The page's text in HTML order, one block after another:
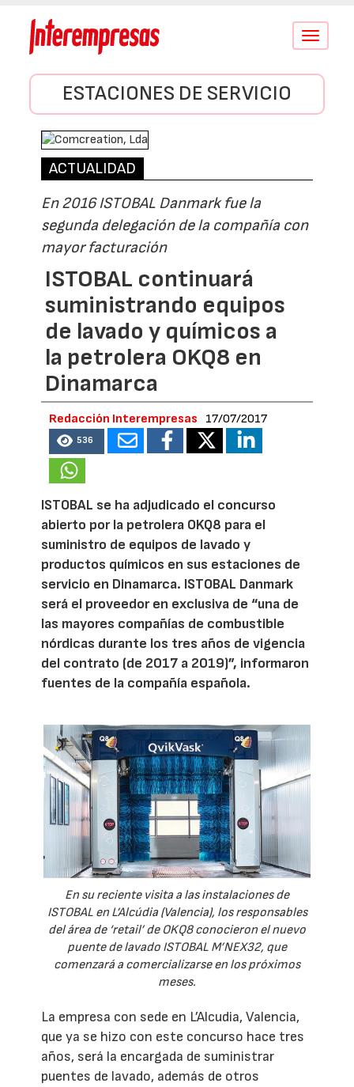
Conmutar
ESTACIONES DE SERVICIO
ACTUALIDAD
En 2016 ISTOBAL Danmark fue la
segunda delegación de la compañía con
mayor facturación
ISTOBAL continuará
suministrando equipos
de lavado y químicos a
la petrolera OKQ8 en
Dinamarca
Redacción Interempresas 17/07/2017
536
ISTOBAL se ha adjudicado el concurso
abierto por la petrolera OKQ8 para el
suministro de equipos de lavado y
productos químicos en sus estaciones de
servicio en Dinamarca. ISTOBAL Danmark
será el proveedor en exclusiva de “una de
las mayores compañías de combustible
nórdicas durante los tres años de vigencia
del contrato (de 2017 a 2019)”, informaron
fuentes de la compañía española.
En su reciente visita a las instalaciones de
ISTOBAL en L’Alcúdia (Valencia), los responsables
del área de ‘retail’ de OKQ8 conocieron el nuevo
puente de lavado ISTOBAL M’NEX32, que
comenzará a comercializarse en los próximos
meses.
La empresa con sede en L’Alcudia, Valencia,
que ya se hizo con este concurso hace tres
años, será la encargada de suministrar
puentes de lavado, además de otros